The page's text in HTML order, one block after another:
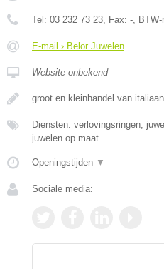
Tel: 03 232 73 23, Fax: -, BTW-
E-mail › Belor Juwelen
Website onbekend
groot en kleinhandel van
Diensten: verlovingsringen,
juwelen op maat
Openingstijden ▼
Sociale media: